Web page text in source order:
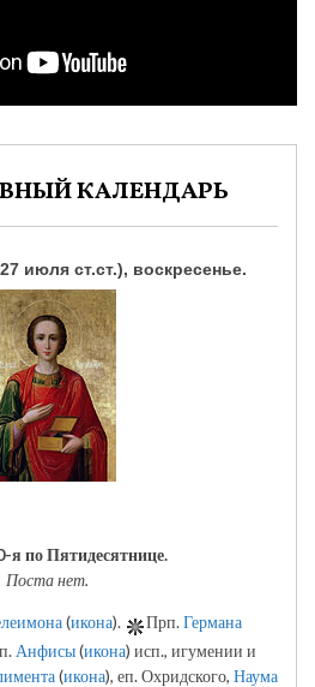
КАЛЕНДАРЬ
июля ст.ст.), воскресенье.
я по Пятидесятнице.
Поста нет.
(икона). Прп.Германа
Анфисы(икона) исп., игумении и
(икона), еп. Охридского, Наума